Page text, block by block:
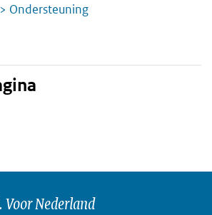
Ondersteuning
Voor Nederland